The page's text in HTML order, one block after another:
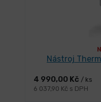
Nástroj
4 990,00 Kč / ks
6 037,90 Kč s DPH